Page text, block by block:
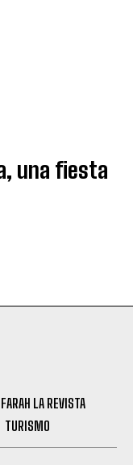
una fiesta
FARAH LA REVISTA
TURISMO